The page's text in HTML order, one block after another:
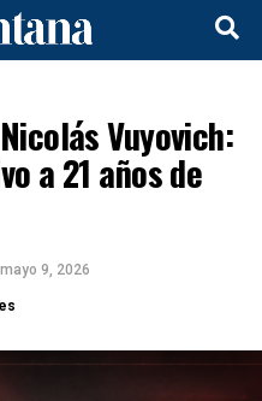
Vuyovich:
a 21 años de
mayo 9, 2026